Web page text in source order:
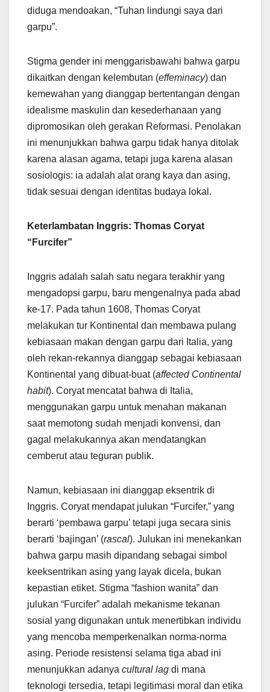
diduga mendoakan, “Tuhan lindungi saya dari
garpu”.
Stigma gender ini menggarisbawahi bahwa garpu
dikaitkan dengan kelembutan (effeminacy) dan
kemewahan yang dianggap bertentangan dengan
idealisme maskulin dan kesederhanaan yang
dipromosikan oleh gerakan Reformasi. Penolakan
ini menunjukkan bahwa garpu tidak hanya ditolak
karena alasan agama, tetapi juga karena alasan
sosiologis: ia adalah alat orang kaya dan asing,
tidak sesuai dengan identitas budaya lokal.
Keterlambatan Inggris: Thomas Coryat
“Furcifer”
Inggris adalah salah satu negara terakhir yang
mengadopsi garpu, baru mengenalnya pada abad
ke-17. Pada tahun 1608, Thomas Coryat
melakukan tur Kontinental dan membawa pulang
kebiasaan makan dengan garpu dari Italia, yang
oleh rekan-rekannya dianggap sebagai kebiasaan
Kontinental yang dibuat-buat (affected Continental
habit). Coryat mencatat bahwa di Italia,
menggunakan garpu untuk menahan makanan
saat memotong sudah menjadi konvensi, dan
gagal melakukannya akan mendatangkan
cemberut atau teguran publik.
Namun, kebiasaan ini dianggap eksentrik di
Inggris. Coryat mendapat julukan “Furcifer,” yang
berarti ‘pembawa garpu’ tetapi juga secara sinis
berarti ‘bajingan’ (rascal). Julukan ini menekankan
bahwa garpu masih dipandang sebagai simbol
keeksentrikan asing yang layak dicela, bukan
kepastian etiket. Stigma “fashion wanita” dan
julukan “Furcifer” adalah mekanisme tekanan
sosial yang digunakan untuk menertibkan individu
yang mencoba memperkenalkan norma-norma
asing. Periode resistensi selama tiga abad ini
menunjukkan adanya cultural lag di mana
teknologi tersedia, tetapi legitimasi moral dan etika